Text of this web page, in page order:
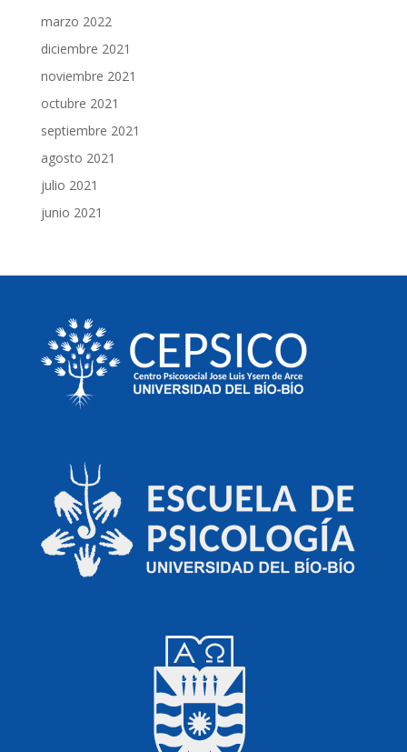
marzo 2022
diciembre 2021
noviembre 2021
octubre 2021
septiembre 2021
agosto 2021
julio 2021
junio 2021